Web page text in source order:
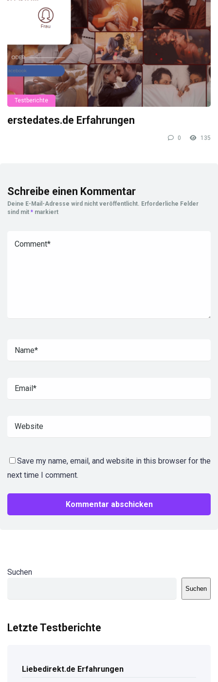
Testberichte
erstedates.de Erfahrungen
0 135
Schreibe einen Kommentar
Deine E-Mail-Adresse wird nicht veröffentlicht. Erforderliche Felder
sind mit * markiert
Save my name, email, and website in this browser for the
next time I comment.
Suchen
Suchen
Letzte Testberichte
Liebedirekt.de Erfahrungen